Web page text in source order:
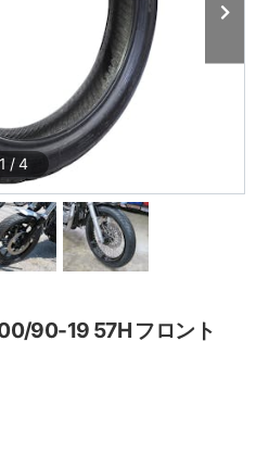
1 /4
90-19 57H フロント